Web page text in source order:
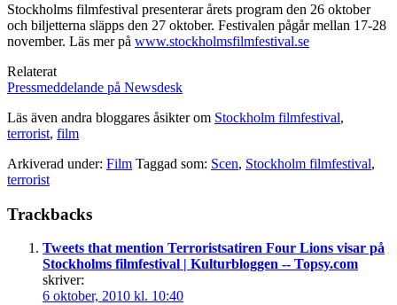
Stockholms filmfestival presenterar årets program den 26 oktober
och biljetterna släpps den 27 oktober. Festivalen pågår mellan 17-28
november. Läs mer på www.stockholmsfilmfestival.se
Relaterat
Pressmeddelande på Newsdesk
Läs även andra bloggares åsikter om Stockholm filmfestival,
terrorist, film
Arkiverad under: Film Taggad som: Scen, Stockholm filmfestival,
terrorist
Läsarkommentarer
Trackbacks
Tweets that mention Terroristsatiren Four Lions visar på
Stockholms filmfestival | Kulturbloggen -- Topsy.com
skriver:
6 oktober, 2010 kl. 10:40